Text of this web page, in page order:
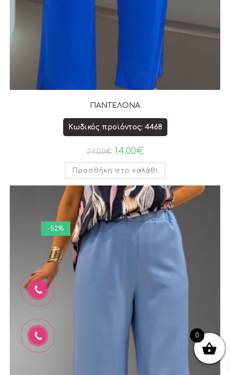
ΠΑΝΤΕΛΟΝΑ
Κωδικός προϊόντος: 4468
24.00€ 14.00€
Προσθήκη στο καλάθι
-52%
0